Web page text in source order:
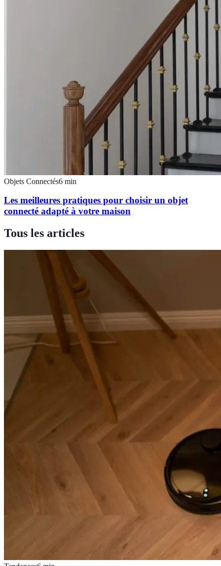
Objets Connectés6 min
Les meilleures pratiques pour choisir un objet
connecté adapté à votre maison
Tous les articles